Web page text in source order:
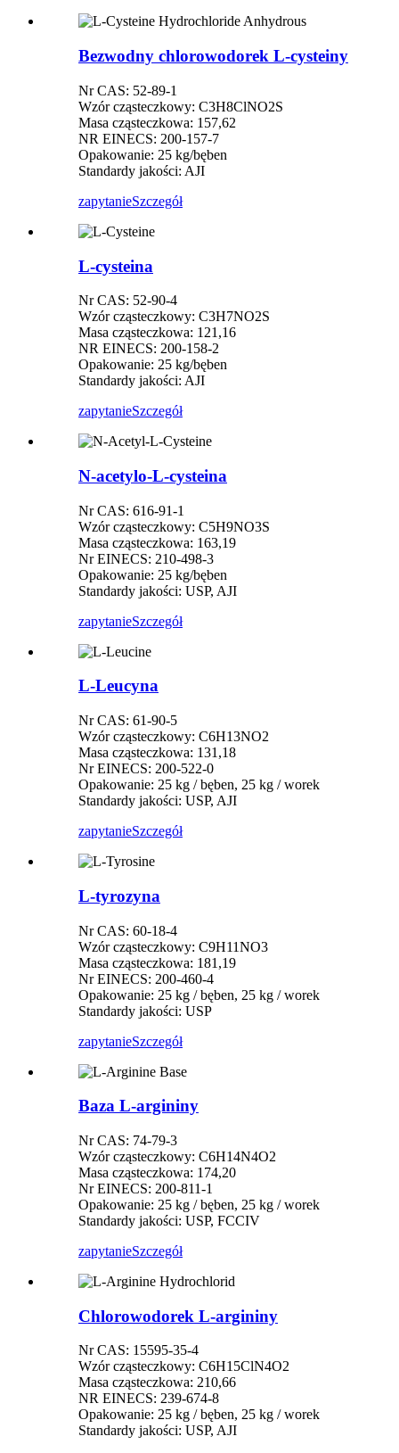
Bezwodny chlorowodorek L-cysteiny
Nr CAS: 52-89-1
Wzór cząsteczkowy: C3H8ClNO2S
Masa cząsteczkowa: 157,62
NR EINECS: 200-157-7
Opakowanie: 25 kg/bęben
Standardy jakości: AJI
zapytanieSzczegół
L-cysteina
Nr CAS: 52-90-4
Wzór cząsteczkowy: C3H7NO2S
Masa cząsteczkowa: 121,16
NR EINECS: 200-158-2
Opakowanie: 25 kg/bęben
Standardy jakości: AJI
zapytanieSzczegół
N-acetylo-L-cysteina
Nr CAS: 616-91-1
Wzór cząsteczkowy: C5H9NO3S
Masa cząsteczkowa: 163,19
Nr EINECS: 210-498-3
Opakowanie: 25 kg/bęben
Standardy jakości: USP, AJI
zapytanieSzczegół
L-Leucyna
Nr CAS: 61-90-5
Wzór cząsteczkowy: C6H13NO2
Masa cząsteczkowa: 131,18
Nr EINECS: 200-522-0
Opakowanie: 25 kg / bęben, 25 kg / worek
Standardy jakości: USP, AJI
zapytanieSzczegół
L-tyrozyna
Nr CAS: 60-18-4
Wzór cząsteczkowy: C9H11NO3
Masa cząsteczkowa: 181,19
Nr EINECS: 200-460-4
Opakowanie: 25 kg / bęben, 25 kg / worek
Standardy jakości: USP
zapytanieSzczegół
Baza L-argininy
Nr CAS: 74-79-3
Wzór cząsteczkowy: C6H14N4O2
Masa cząsteczkowa: 174,20
Nr EINECS: 200-811-1
Opakowanie: 25 kg / bęben, 25 kg / worek
Standardy jakości: USP, FCCIV
zapytanieSzczegół
Chlorowodorek L-argininy
Nr CAS: 15595-35-4
Wzór cząsteczkowy: C6H15ClN4O2
Masa cząsteczkowa: 210,66
NR EINECS: 239-674-8
Opakowanie: 25 kg / bęben, 25 kg / worek
Standardy jakości: USP, AJI